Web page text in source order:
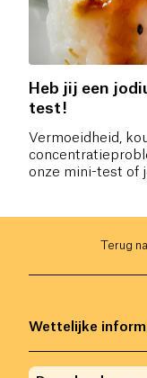
Heb jij een
test!
Vermoeidheid,
onze mini-test of
Terug
Wettelijke